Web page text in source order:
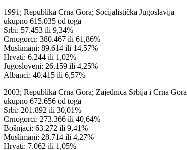
1991; Republika Crna Gora; Socijalistička Jugoslavija
ukupno 615.035 od toga
Srbi: 57.453 ili 9,34%
Crnogorci: 380.467 ili 61,86%
Muslimani: 89.614 ili 14,57%
Hrvati: 6.244 ili 1,02%
Jugosloveni: 26.159 ili 4,25%
Albanci: 40.415 ili 6,57%
2003; Republika Crna Gora; Zajednica Srbija i Crna Gora
ukupno 672.656 od toga
Srbi: 201.892 ili 30,01%
Crnogorci: 273.366 ili 40,64%
Bošnjaci: 63.272 ili 9,41%
Muslimani: 28.714 ili 4,27%
Hrvati: 7.062 ili 1,05%